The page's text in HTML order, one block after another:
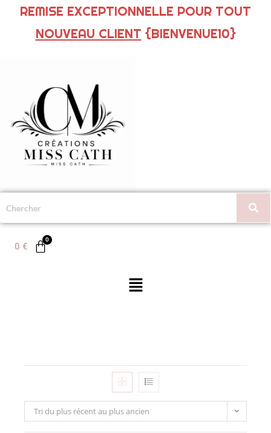
REMISE EXCEPTIONNELLE POUR TOUT
NOUVEAU CLIENT {BIENVENUE10}
0 €
Tri du plus récent au plus ancien